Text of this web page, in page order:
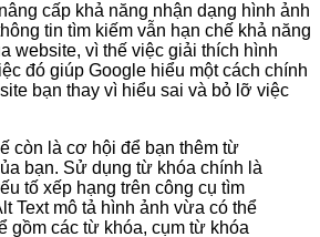
cấp khả năng nhận dạng hình ảnh
tin tìm kiếm vẫn hạn chế khả năng
website, vì thế việc giải thích hình
đó giúp Google hiểu một cách chính
bạn thay vì hiểu sai và bỏ lỡ việc
còn là cơ hội để bạn thêm từ
bạn. Sử dụng từ khóa chính là
tố xếp hạng trên công cụ tìm
Text mô tả hình ảnh vừa có thể
gồm các từ khóa, cụm từ khóa